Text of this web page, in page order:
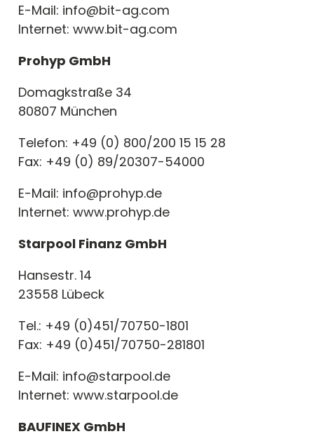
E-Mail: info@bit-ag.com
Internet: www.bit-ag.com
Prohyp GmbH
Domagkstraße 34
80807 München
Telefon: +49 (0) 800/200 15 15 28
Fax: +49 (0) 89/20307-54000
E-Mail: info@prohyp.de
Internet: www.prohyp.de
Starpool Finanz GmbH
Hansestr. 14
23558 Lübeck
Tel.: +49 (0)451/70750-1801
Fax: +49 (0)451/70750-281801
E-Mail: info@starpool.de
Internet: www.starpool.de
BAUFINEX GmbH